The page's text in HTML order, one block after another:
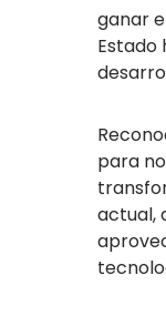
ganar
Estado
para
actual,